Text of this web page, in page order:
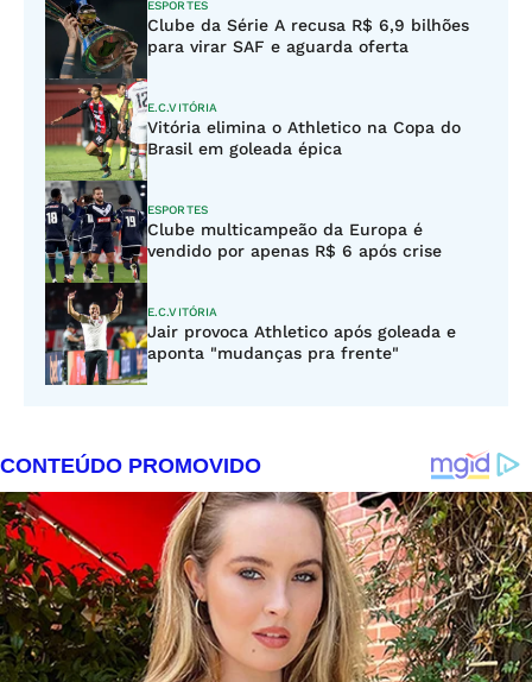
ESPORTES
Clube da Série A recusa R$ 6,9 bilhões
para virar SAF e aguarda oferta
E.C.VITÓRIA
Vitória elimina o Athletico na Copa do
Brasil em goleada épica
ESPORTES
Clube multicampeão da Europa é
vendido por apenas R$ 6 após crise
E.C.VITÓRIA
Jair provoca Athletico após goleada e
aponta "mudanças pra frente"